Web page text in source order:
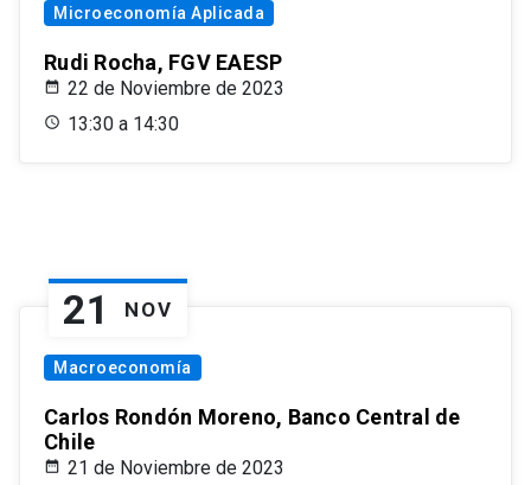
Microeconomía Aplicada
Rudi Rocha, FGV EAESP
22 de Noviembre de 2023
13:30 a 14:30
21 NOV
Macroeconomía
Carlos Rondón Moreno, Banco Central de
Chile
21 de Noviembre de 2023